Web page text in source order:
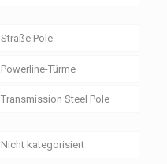
Straße Pole
Powerline-Türme
Transmission Steel Pole
Nicht kategorisiert